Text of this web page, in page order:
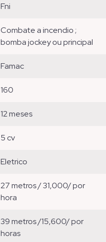
fni
combate a incendio ;
bomba jockey ou principal
famac
160
12 meses
5 cv
eletrico
27 metros / 31,000/ por
hora
39 metros /15,600/ por
horas